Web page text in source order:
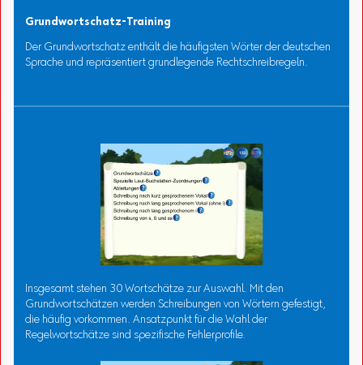
Grundwortschatz-Training
Der Grundwortschatz enthält die häufigsten Wörter der deutschen
Sprache und repräsentiert grundlegende Rechtschreibregeln.
Insgesamt stehen 30 Wortschätze zur Auswahl. Mit den
Grundwortschätzen werden Schreibungen von Wörtern gefestigt,
die häufig vorkommen. Ansatzpunkt für die Wahl der
Regelwortschätze sind spezifische Fehlerprofile.